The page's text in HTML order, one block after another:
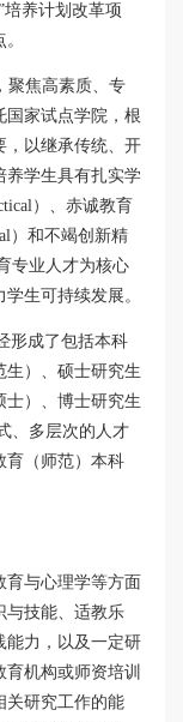
培养计划改革项
聚焦高素质、专
国家试点学院，根
，以继承传统、开
养学生具有扎实学
）、赤诚教育
）和不竭创新精
专业人才为核心
生可持续发展。
形成了包括本科
生）、硕士研究生
士）、博士研究生
、多层次的人才
育（师范）本科
育与心理学等方面
与技能、适教乐
能力，以及一定研
机构或师资培训
关研究工作的能